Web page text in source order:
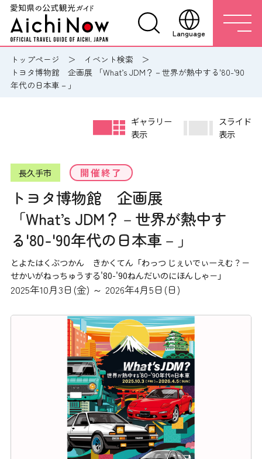
Language
トップページ
イベント検索
トヨタ博物館 企画展 「What’s JDM？－世界が熱中する'80-'90
年代の日本車－」
長久手市 開催終了
トヨタ博物館 企画展
「What’s JDM？－世界が熱中す
る'80-'90年代の日本車－」
とよたはくぶつかん きかくてん「わっつ じぇいでぃーえむ？－
せかいがねっちゅうする'80-'90ねんだいのにほんしゃ－」
2025年10月3日(金) ～ 2026年4月5日(日)
ギャラリー
表示
スライド
表示